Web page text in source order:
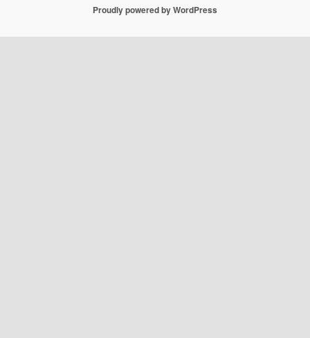
Proudly powered by WordPress